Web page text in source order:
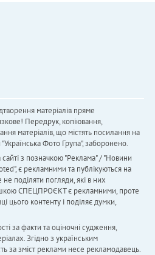
матеріалів пряме
Передрук, копіювання,
матеріалів, що містять посилання на
Фото Група", заборонено.
сайті з позначкою "Реклама" / "Новини
є рекламними та публікуються на
поділяти погляди, які в них
СПЕЦПРОЄКТ є рекламними, проте
цього контенту і поділяє думки,
за факти та оціночні судження,
Згідно з українським
за зміст реклами несе рекламодавець.